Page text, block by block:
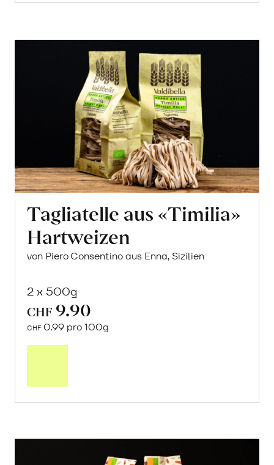
Tagliatelle aus «Timilia»
Hartweizen
von Piero Consentino aus Enna, Sizilien
2 x 500g
CHF 9.90
CHF 0.99 pro 100g